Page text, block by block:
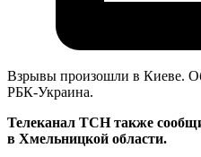
Взрывы произошли в Киеве.
РБК-Украина.
Телеканал TCH также
в Хмельницкой области.